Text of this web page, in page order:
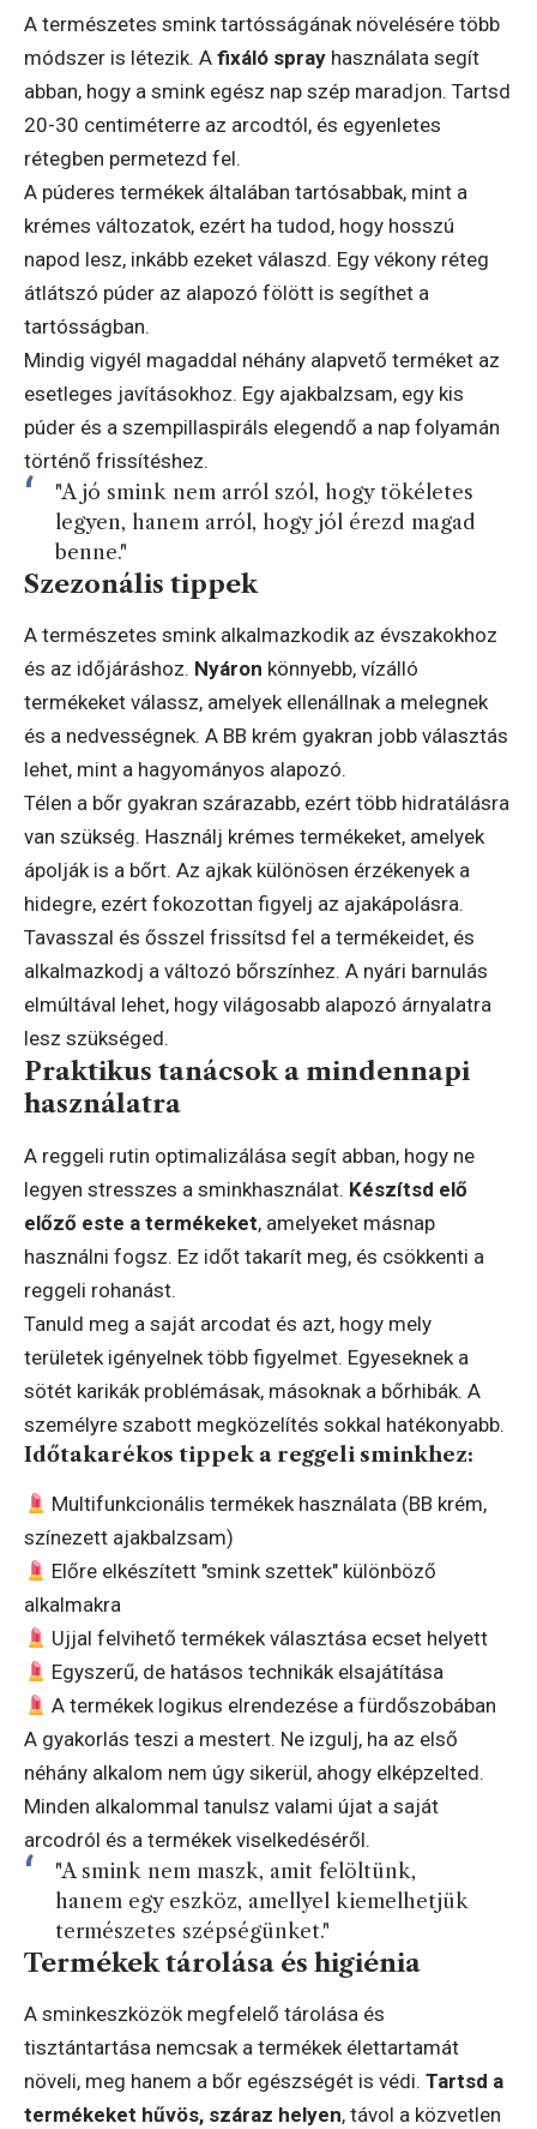
A természetes smink tartósságának növelésére több
módszer is létezik. A fixáló spray használata segít
abban, hogy a smink egész nap szép maradjon. Tartsd
20-30 centiméterre az arcodtól, és egyenletes
rétegben permetezd fel.
A púderes termékek általában tartósabbak, mint a
krémes változatok, ezért ha tudod, hogy hosszú
napod lesz, inkább ezeket válaszd. Egy vékony réteg
átlátszó púder az alapozó fölött is segíthet a
tartósságban.
Mindig vigyél magaddal néhány alapvető terméket az
esetleges javításokhoz. Egy ajakbalzsam, egy kis
púder és a szempillaspiráls elegendő a nap folyamán
történő frissítéshez.
"A jó smink nem arról szól, hogy tökéletes
legyen, hanem arról, hogy jól érezd magad
benne."
Szezonális tippek
A természetes smink alkalmazkodik az évszakokhoz
és az időjáráshoz. Nyáron könnyebb, vízálló
termékeket válassz, amelyek ellenállnak a melegnek
és a nedvességnek. A BB krém gyakran jobb választás
lehet, mint a hagyományos alapozó.
Télen a bőr gyakran szárazabb, ezért több hidratálásra
van szükség. Használj krémes termékeket, amelyek
ápolják is a bőrt. Az ajkak különösen érzékenyek a
hidegre, ezért fokozottan figyelj az ajakápolásra.
Tavasszal és ősszel frissítsd fel a termékeidet, és
alkalmazkodj a változó bőrszínhez. A nyári barnulás
elmúltával lehet, hogy világosabb alapozó árnyalatra
lesz szükséged.
Praktikus tanácsok a mindennapi
használatra
A reggeli rutin optimalizálása segít abban, hogy ne
legyen stresszes a sminkhasználat. Készítsd elő
előző este a termékeket, amelyeket másnap
használni fogsz. Ez időt takarít meg, és csökkenti a
reggeli rohanást.
Tanuld meg a saját arcodat és azt, hogy mely
területek igényelnek több figyelmet. Egyeseknek a
sötét karikák problémásak, másoknak a bőrhibák. A
személyre szabott megközelítés sokkal hatékonyabb.
Időtakarékos tippek a reggeli sminkhez:
Multifunkcionális termékek használata (BB krém,
színezett ajakbalzsam)
Előre elkészített "smink szettek" különböző
alkalmakra
Ujjal felvihető termékek választása ecset helyett
Egyszerű, de hatásos technikák elsajátítása
A termékek logikus elrendezése a fürdőszobában
A gyakorlás teszi a mestert. Ne izgulj, ha az első
néhány alkalom nem úgy sikerül, ahogy elképzelted.
Minden alkalommal tanulsz valami újat a saját
arcodról és a termékek viselkedéséről.
"A smink nem maszk, amit felöltünk,
hanem egy eszköz, amellyel kiemelhetjük
természetes szépségünket."
Termékek tárolása és higiénia
A sminkeszközök megfelelő tárolása és
tisztántartása nemcsak a termékek élettartamát
növeli, meg hanem a bőr egészségét is védi. Tartsd a
termékeket hűvös, száraz helyen, távol a közvetlen